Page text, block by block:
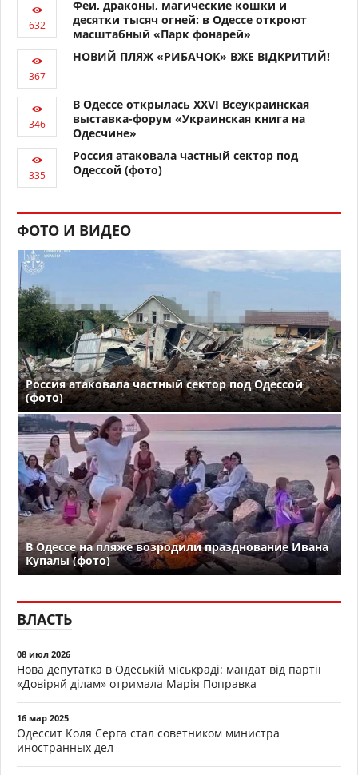
Феи, драконы, магические кошки и
десятки тысяч огней: в Одессе откроют
масштабный «Парк фонарей»
НОВИЙ ПЛЯЖ «РИБАЧОК» ВЖЕ ВІДКРИТИЙ!
В Одессе открылась XXVI Всеукраинская
выставка-форум «Украинская книга на
Одесчине»
Россия атаковала частный сектор под
Одессой (фото)
ФОТО И ВИДЕО
Россия атаковала частный сектор под Одессой
(фото)
В Одессе на пляже возродили празднование Ивана
Купалы (фото)
ВЛАСТЬ
08 июл 2026
Нова депутатка в Одеській міськраді: мандат від партії
«Довіряй ділам» отримала Марія Поправка
16 мар 2025
Одессит Коля Серга стал советником министра
иностранных дел